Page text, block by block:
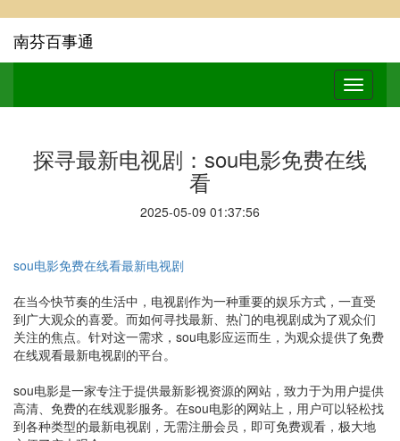
南芬百事通
探寻最新电视剧：sou电影免费在线
看
2025-05-09 01:37:56
sou电影免费在线看最新电视剧
在当今快节奏的生活中，电视剧作为一种重要的娱乐方式，一直受
到广大观众的喜爱。而如何寻找最新、热门的电视剧成为了观众们
关注的焦点。针对这一需求，sou电影应运而生，为观众提供了免费
在线观看最新电视剧的平台。
sou电影是一家专注于提供最新影视资源的网站，致力于为用户提供
高清、免费的在线观影服务。在sou电影的网站上，用户可以轻松找
到各种类型的最新电视剧，无需注册会员，即可免费观看，极大地